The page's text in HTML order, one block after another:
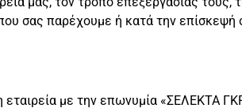
σας παρέχουμε ή κατά την
εταιρεία με την επωνυμία «ΣΕΛΕΚΤΑ